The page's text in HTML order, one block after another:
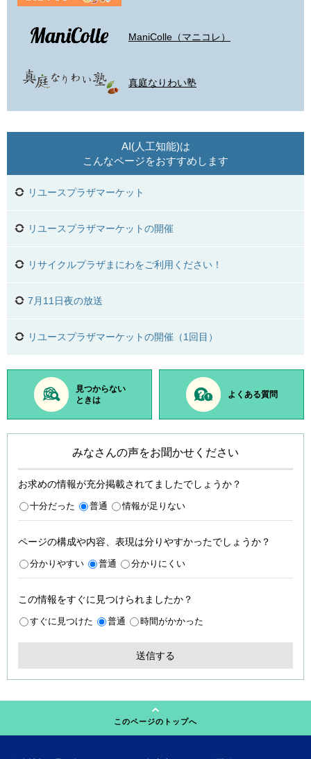
ManiColle（マニコレ）
真庭なりわい塾
AI(人工知能)は
こんなページをおすすめします
リユースプラザマーケット
リユースプラザマーケットの開催
リサイクルプラザまにわをご利用ください！
7月11日夜の放送
リユースプラザマーケットの開催（1回目）
見つからない
ときは
よくある質問
みなさんの声をお聞かせください
お求めの情報が充分掲載されてましたでしょうか？
十分だった 普通 情報が足りない
ページの構成や内容、表現は分りやすかったでしょうか？
分かりやすい 普通 分かりにくい
この情報をすぐに見つけられましたか？
すぐに見つけた 普通 時間がかかった
このページのトップへ